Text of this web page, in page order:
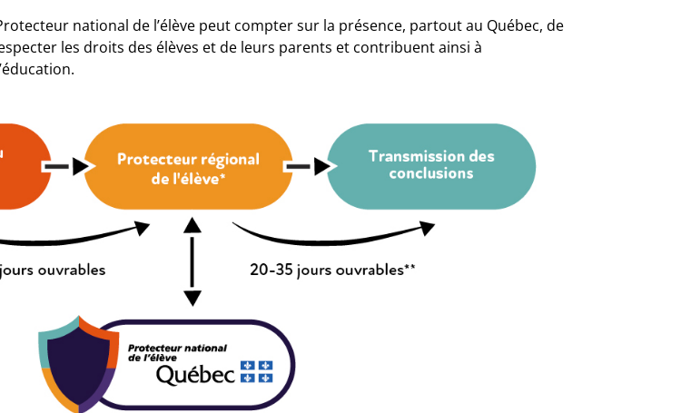
national de l’élève peut compter sur la présence, partout au Québec, de
les droits des élèves et de leurs parents et contribuent ainsi à